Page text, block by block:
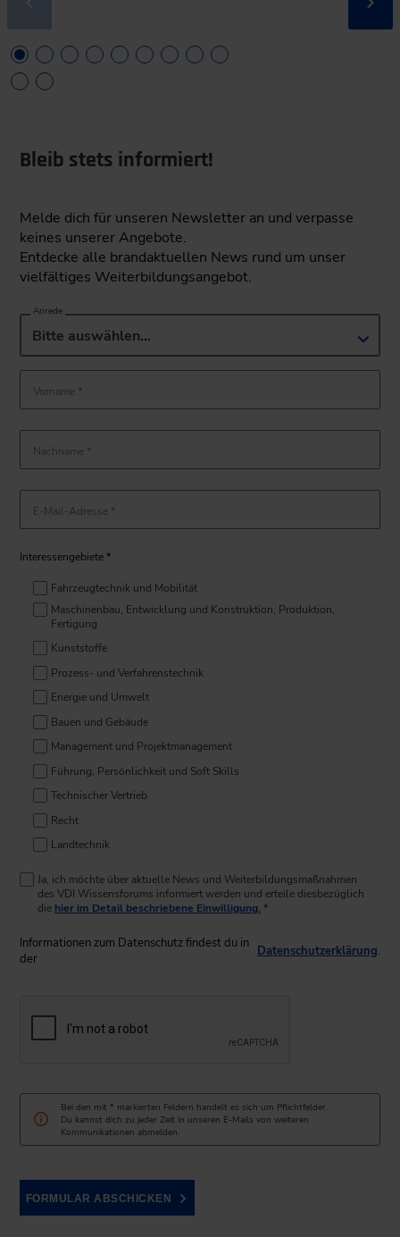
Bleib stets informiert!
Melde dich für unseren Newsletter an und verpasse
keines unserer Angebote.
Entdecke alle brandaktuellen News rund um unser
vielfältiges Weiterbildungsangebot.
Bitte auswählen…
Anrede
Vorname *
Nachname *
E-Mail-Adresse *
Interessengebiete *
Fahrzeugtechnik und Mobilität
Maschinenbau, Entwicklung und Konstruktion, Produktion,
Fertigung
Kunststoffe
Prozess- und Verfahrenstechnik
Energie und Umwelt
Bauen und Gebäude
Management und Projektmanagement
Führung, Persönlichkeit und Soft Skills
Technischer Vertrieb
Recht
Landtechnik
Ja, ich möchte über aktuelle News und Weiterbildungsmaßnahmen
des VDI Wissensforums informiert werden und erteile diesbezüglich
die hier im Detail beschriebene Einwilligung. *
Informationen zum Datenschutz findest du in
der
Datenschutzerklärung.
Bei den mit * markierten Feldern handelt es sich um Pflichtfelder.
Du kannst dich zu jeder Zeit in unseren E-Mails von weiteren
Kommunikationen abmelden.
FORMULAR ABSCHICKEN